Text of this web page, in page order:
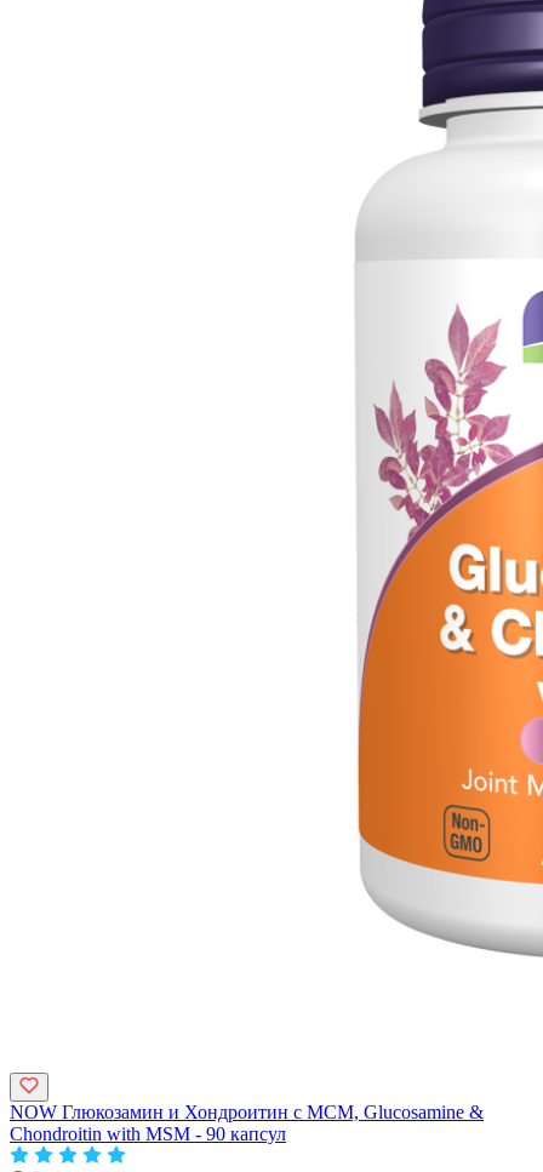
NOW Глюкозамин и Хондроитин с МСМ, Glucosamine &
Chondroitin with MSM - 90 капсул